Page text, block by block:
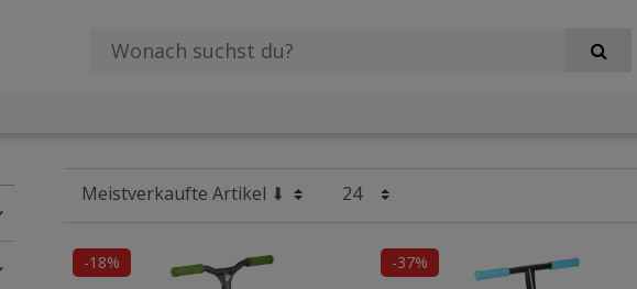
-18% -37%